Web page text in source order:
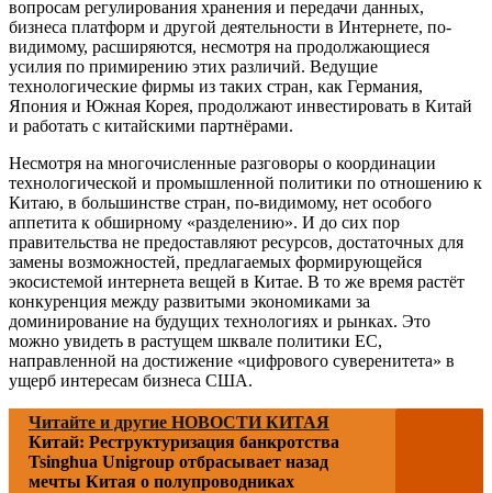
вопросам регулирования хранения и передачи данных,
бизнеса платформ и другой деятельности в Интернете, по-
видимому, расширяются, несмотря на продолжающиеся
усилия по примирению этих различий. Ведущие
технологические фирмы из таких стран, как Германия,
Япония и Южная Корея, продолжают инвестировать в Китай
и работать с китайскими партнёрами.
Несмотря на многочисленные разговоры о координации
технологической и промышленной политики по отношению к
Китаю, в большинстве стран, по-видимому, нет особого
аппетита к обширному «разделению». И до сих пор
правительства не предоставляют ресурсов, достаточных для
замены возможностей, предлагаемых формирующейся
экосистемой интернета вещей в Китае. В то же время растёт
конкуренция между развитыми экономиками за
доминирование на будущих технологиях и рынках. Это
можно увидеть в растущем шквале политики ЕС,
направленной на достижение «цифрового суверенитета» в
ущерб интересам бизнеса США.
Читайте и другие НОВОСТИ КИТАЯ
Китай: Реструктуризация банкротства
Tsinghua Unigroup отбрасывает назад
мечты Китая о полупроводниках